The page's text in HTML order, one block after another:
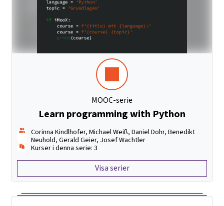
MOOC-serie
Learn programming with Python
Corinna Kindlhofer, Michael Weiß, Daniel Dohr, Benedikt
Neuhold, Gerald Geier, Josef Wachtler
Kurser i denna serie: 3
Visa serier